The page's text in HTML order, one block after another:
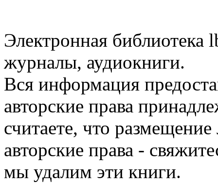
Электронная библиотека
журналы, аудиокниги.
Вся информация
авторские права
считаете, что
авторские права -
мы удалим эти книги.